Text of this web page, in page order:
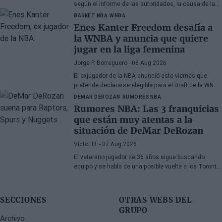
según el informe de las autoridades, la causa de la
muerte fueron los efectos de la heroína y la cocaína
BASKET NBA WNBA
Enes Kanter Freedom desafía a
la WNBA y anuncia que quiere
jugar en la liga femenina
Jorge P. Borreguero - 08 Aug 2026
El exjugador de la NBA anunció este viernes que
pretende declararse elegible para el Draft de la WNBA
de 2027
DEMAR DEROZAN RUMORES NBA
Rumores NBA: Las 3 franquicias
que están muy atentas a la
situación de DeMar DeRozan
Víctor LF - 07 Aug 2026
El veterano jugador de 36 años sigue buscando
equipo y se habla de una posible vuelta a los Toronto
SECCIONES
Archivo
OTRAS WEBS DEL
GRUPO